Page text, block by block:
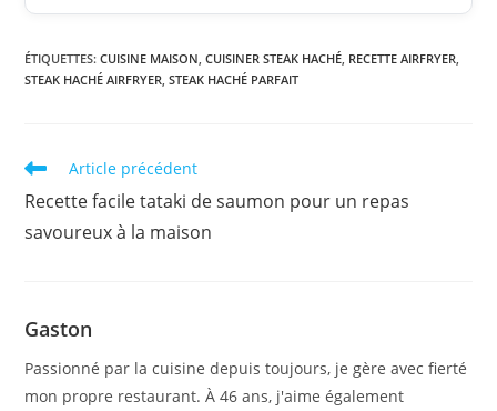
ÉTIQUETTES:CUISINE MAISON CUISINER STEAK HACHÉ RECETTE AIRFRYER
STEAK HACHÉ AIRFRYER STEAK HACHÉ PARFAIT
Read
articles
Article précédent
Recette facile tataki de saumon pour un repas
savoureux à la maison
Gaston
Passionné par la cuisine depuis toujours, je gère avec fierté
mon propre restaurant. À 46 ans, j'aime également